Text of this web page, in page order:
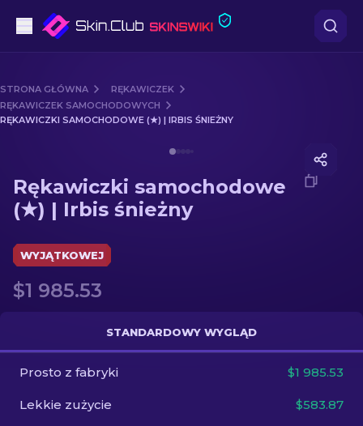
Średni poziom
karabinów snajperskich
rękawiczek
Inne
PL
STRONA GŁÓWNA
RĘKAWICZEK
RĘKAWICZEK SAMOCHODOWYCH
RĘKAWICZKI SAMOCHODOWE (★) | IRBIS ŚNIEŻNY
Rękawiczki samochodowe
(★) | Irbis śnieżny
WYJĄTKOWEJ
$1 985.53
STANDARDOWY WYGLĄD
Prosto z fabryki $1 985.53
Lekkie zużycie $583.87